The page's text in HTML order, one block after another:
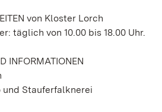
von Kloster Lorch
täglich von 10.00 bis 18.00 Uhr.
INFORMATIONEN
Stauferfalknerei